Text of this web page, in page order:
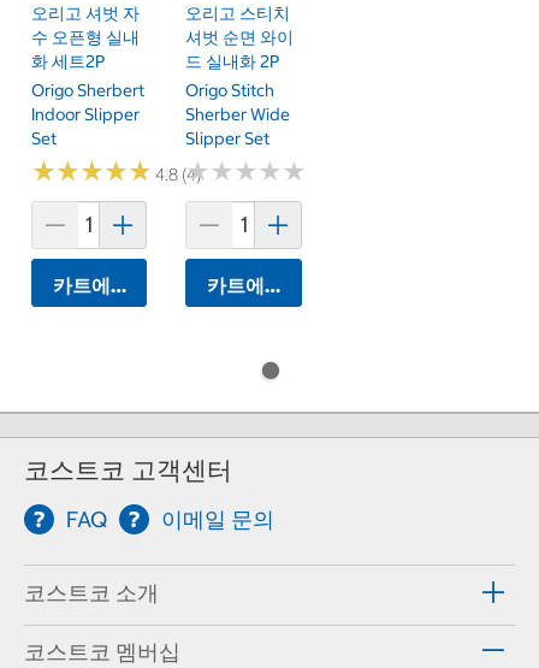
오리고 셔벗 자
수 오픈형 실내
화 세트2P
Origo Sherbert
Indoor Slipper
Set
★★★★★
★★★★★ 4.8 (4)
카트에 담기
오리고 스티치
셔벗 순면 와이
드 실내화 2P
Origo Stitch
Sherber Wide
Slipper Set
★★★★★
★★★★★
카트에 담기
코스트코 고객센터
FAQ 이메일 문의
코스트코 소개
코스트코 멤버십